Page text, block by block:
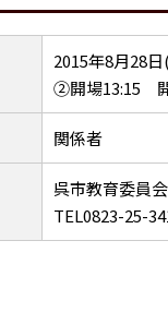
2015年8月28
②開場13:15
関係者
呉市教育委員
TEL0823-25-